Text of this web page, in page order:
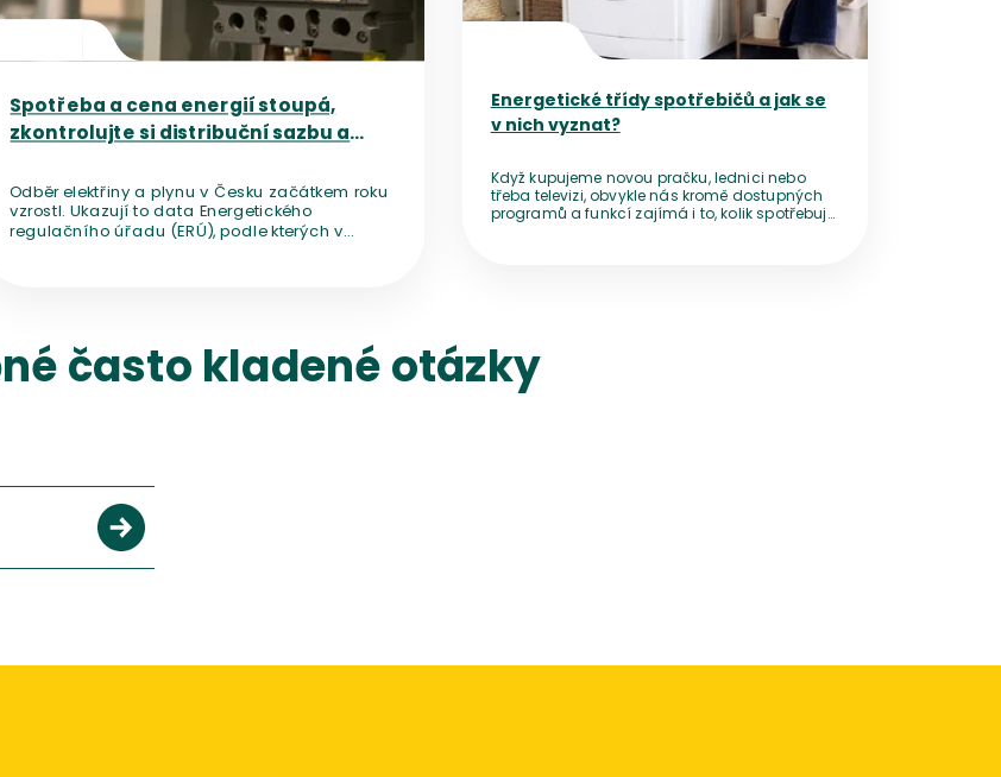
Spotřeba a cena energií stoupá,
zkontrolujte si distribuční sazbu a
Odběr elektřiny a plynu v Česku začátkem roku
vzrostl. Ukazují to data Energetického
regulačního úřadu (ERÚ), podle kterých v
Energetické třídy spotřebičů a jak se
v nich vyznat?
Když kupujeme novou pračku, lednici nebo
třeba televizi, obvykle nás kromě dostupných
programů a funkcí zajímá i to, kolik spotřebuje
často kladené otázky